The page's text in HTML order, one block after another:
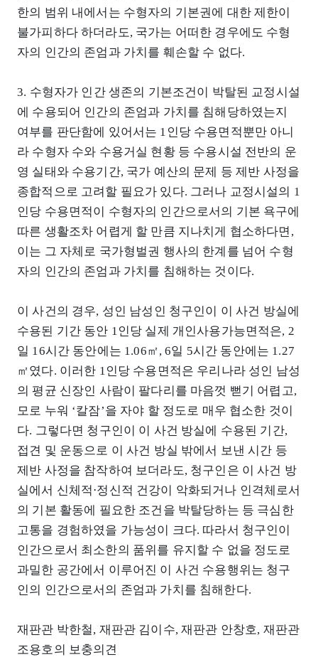
한의 범위 내에서는 수형자의 기본권에 대한 제한이
불가피하다 하더라도, 국가는 어떠한 경우에도 수형
자의 인간의 존엄과 가치를 훼손할 수 없다.
3. 수형자가 인간 생존의 기본조건이 박탈된 교정시설
에 수용되어 인간의 존엄과 가치를 침해당하였는지
여부를 판단함에 있어서는 1인당 수용면적뿐만 아니
라 수형자 수와 수용거실 현황 등 수용시설 전반의 운
영 실태와 수용기간, 국가 예산의 문제 등 제반 사정을
종합적으로 고려할 필요가 있다. 그러나 교정시설의 1
인당 수용면적이 수형자의 인간으로서의 기본 욕구에
따른 생활조차 어렵게 할 만큼 지나치게 협소하다면,
이는 그 자체로 국가형벌권 행사의 한계를 넘어 수형
자의 인간의 존엄과 가치를 침해하는 것이다.
이 사건의 경우, 성인 남성인 청구인이 이 사건 방실에
수용된 기간 동안 1인당 실제 개인사용가능면적은, 2
일 16시간 동안에는 1.06㎡, 6일 5시간 동안에는 1.27
㎡였다. 이러한 1인당 수용면적은 우리나라 성인 남성
의 평균 신장인 사람이 팔다리를 마음껏 뻗기 어렵고,
모로 누워 ‘칼잠’을 자야 할 정도로 매우 협소한 것이
다. 그렇다면 청구인이 이 사건 방실에 수용된 기간,
접견 및 운동으로 이 사건 방실 밖에서 보낸 시간 등
제반 사정을 참작하여 보더라도, 청구인은 이 사건 방
실에서 신체적⋅정신적 건강이 악화되거나 인격체로서
의 기본 활동에 필요한 조건을 박탈당하는 등 극심한
고통을 경험하였을 가능성이 크다. 따라서 청구인이
인간으로서 최소한의 품위를 유지할 수 없을 정도로
과밀한 공간에서 이루어진 이 사건 수용행위는 청구
인의 인간으로서의 존엄과 가치를 침해한다.
재판관 박한철, 재판관 김이수, 재판관 안창호, 재판관
조용호의 보충의견